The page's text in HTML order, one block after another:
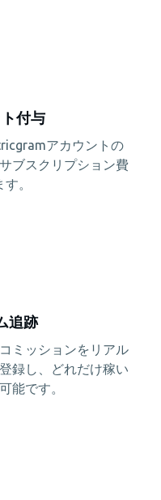
付与
アカウントの
ブスクリプション費
。
追跡
ミッションをリアル
録し、どれだけ稼い
能です。